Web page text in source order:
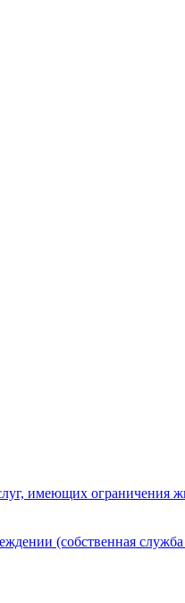
имеющих ограничения
(собственная